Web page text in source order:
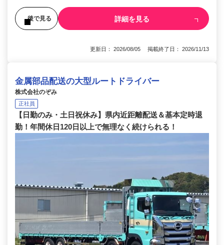
後で見る 詳細を見る
更新日： 2026/08/05 掲載終了日： 2026/11/13
金属部品配送の大型ルートドライバー
株式会社のぞみ
正社員
【日勤のみ・土日祝休み】県内近距離配送＆基本定時退
勤！年間休日120日以上で無理なく続けられる！